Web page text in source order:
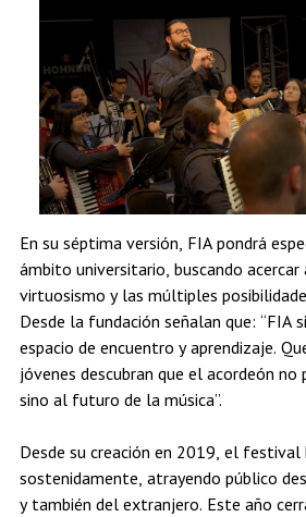
En su séptima versión, FIA pondrá
ámbito universitario, buscando acercar
virtuosismo y las múltiples
Desde la fundación señalan que: “FIA
espacio de encuentro y aprendizaje.
jóvenes descubran que el acordeón no
sino al futuro de la música”.
Desde su creación en 2019, el festival
sostenidamente, atrayendo público
y también del extranjero. Este año